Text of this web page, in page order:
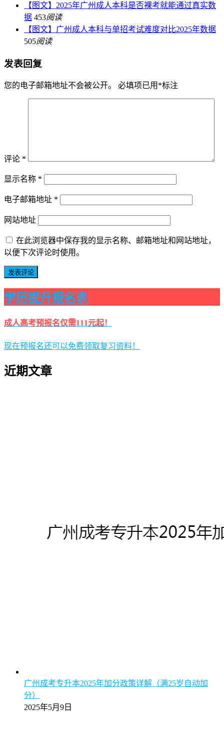
【图文】2025年广州成人本科是否裸考就能通过真实数
据 453阅读
【图文】广州成人本科与单招考试难度对比2025年数据
505阅读
发表回复
您的电子邮箱地址不会被公开。 必填项已用 *标注
评论 *
显示名称 *
电子邮箱地址 *
网站地址
在此浏览器中保存我的显示名称、邮箱地址和网站地址，
以便下次评论时使用。
学历提升报名表
成人高考预报名仅需111元起！
现在预报名还可以免费领取复习资料！
近期文章
广州成考专升本2025年加分政策详解（满25岁自动加
分）
2025年5月9日